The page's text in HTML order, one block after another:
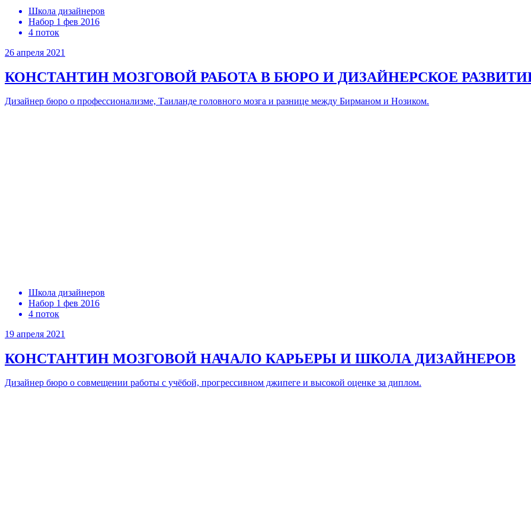
Школа дизайнеров
Набор 1 фев 2016
4 поток
26 апреля 2021
КОНСТАНТИН МОЗГОВОЙ РАБОТА В БЮРО И ДИЗАЙНЕРСКОЕ
Дизайнер бюро о профессионализме, Таиланде головного мозга и разнице между Бирманом и Нозиком.
Школа дизайнеров
Набор 1 фев 2016
4 поток
19 апреля 2021
КОНСТАНТИН МОЗГОВОЙ НАЧАЛО КАРЬЕРЫ И ШКОЛА ДИЗАЙНЕРОВ
Дизайнер бюро о совмещении работы с учёбой, прогрессивном джипеге и высокой оценке за диплом.